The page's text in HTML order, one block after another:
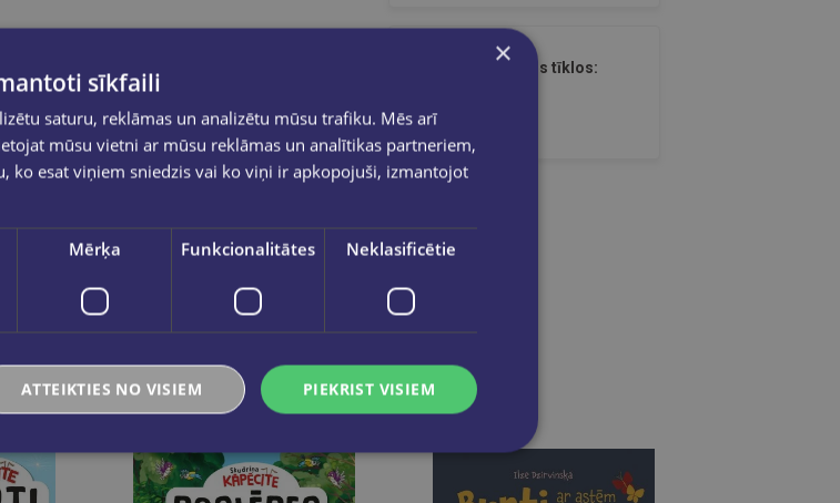
Dalies sociālajos tīklos:
×
sīkfaili
saturu, reklāmas un analizētu mūsu trafiku. Mēs arī
mūsu vietni ar mūsu reklāmas un analītikas partneriem,
ko esat viņiem sniedzis vai ko viņi ir apkopojuši, izmantojot
Mērķa Funkcionalitātes Neklasificētie
PIEKRIST VISIEM
ATTEIKTIES NO VISIEM